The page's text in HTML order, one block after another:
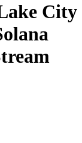
City